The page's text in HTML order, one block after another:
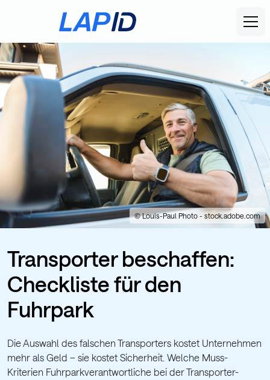
Transporter beschaffen:
Checkliste für den
Fuhrpark
Die Auswahl des falschen Transporters kostet Unternehmen
mehr als Geld – sie kostet Sicherheit. Welche Muss-
Kriterien Fuhrparkverantwortliche bei der Transporter-
© Louis-Paul Photo - stock.adobe.com